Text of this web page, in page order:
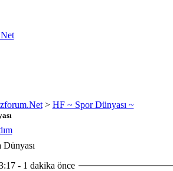
> HF ~ Spor Dünyası ~
- 1 dakika önce